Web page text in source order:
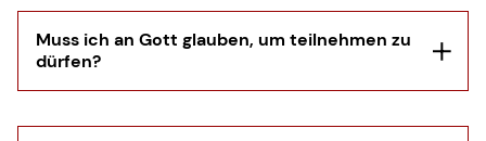
Kirchenstrukturen organisiert ist. Die City
Muss ich an Gott glauben, um teilnehmen zu
dürfen?